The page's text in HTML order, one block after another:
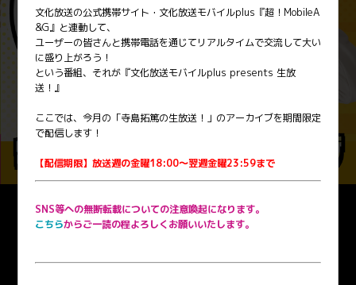
文化放送の公式携帯サイト・文化放送モバイルplus『超！MobileA
&G』と連動して、
ユーザーの皆さんと携帯電話を通じてリアルタイムで交流して大い
に盛り上がろう！
という番組、それが『文化放送モバイルplus presents 生放
送！』
ここでは、今月の「寺島拓篤の生放送！」のアーカイブを期間限定
で配信します！
【配信期限】放送週の金曜18:00～翌週金曜23:59まで
SNS等への無断転載についての注意喚起になります。
こちらからご一読の程よろしくお願いいたします。